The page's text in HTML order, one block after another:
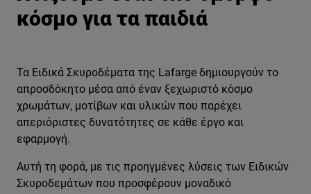
κόσμο για τα παιδιά
Τα Ειδικά Σκυροδέματα της Lafarge δημιουργούν το
απροσδόκητο μέσα από έναν ξεχωριστό κόσμο
χρωμάτων, μοτίβων και υλικών που παρέχει
απεριόριστες δυνατότητες σε κάθε έργο και
εφαρμογή.
Αυτή τη φορά, με τις προηγμένες λύσεις των Ειδικών
Σκυροδεμάτων που προσφέρουν μοναδικό